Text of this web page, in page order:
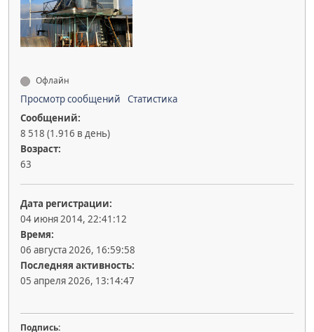
Офлайн
Просмотр сообщений
Статистика
Сообщений:
8 518 (1.916 в день)
Возраст:
63
Дата регистрации:
04 июня 2014, 22:41:12
Время:
06 августа 2026, 16:59:58
Последняя активность:
05 апреля 2026, 13:14:47
Подпись: